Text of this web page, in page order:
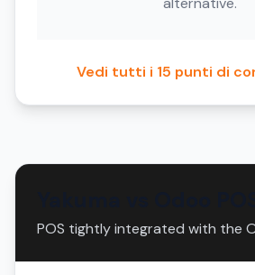
Vedi tutti i 15 punti di
POS tightly integrated with the